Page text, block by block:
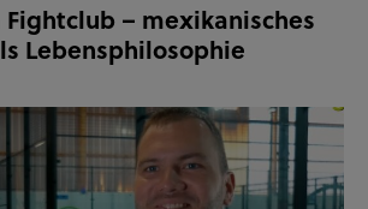
– mexikanisches
Lebensphilosophie